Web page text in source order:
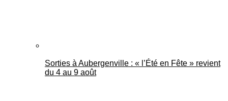
Sorties à Aubergenville : « l’Été en Fête » revient
du 4 au 9 août